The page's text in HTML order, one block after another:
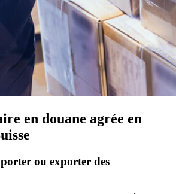
en douane agrée en
ou exporter des